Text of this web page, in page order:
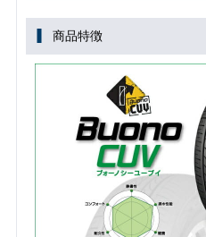
商品特徴